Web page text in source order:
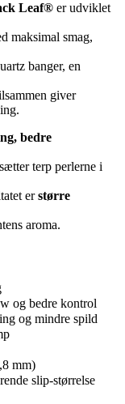
Leaf® er udviklet
maksimal smag,
banger, en
giver
bedre
terp perlerne i
erstørre
aroma.
og bedre kontrol
og mindre spild
mm)
slip-størrelse